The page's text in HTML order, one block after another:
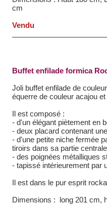
cm
Vendu
Buffet enfilade formica
Joli buffet enfilade de
équerre de couleur acajou
Il est composé :
- d'un élégant piètement en
- deux placard contenant
- d'une petite niche fermée
tiroirs dans sa partie centrale
- des poignées métalliques
- tapissé intérieurement par
Il est dans le pur esprit
Dimensions : long 201 cm,